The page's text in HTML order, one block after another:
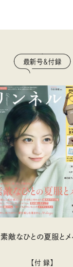
最新号＆付録
素敵なひとの夏服とメ
【付 録】